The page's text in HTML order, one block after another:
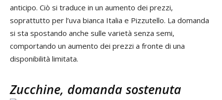
anticipo. Ciò si traduce in un aumento dei prezzi,
soprattutto per l’uva bianca Italia e Pizzutello. La domanda
si sta spostando anche sulle varietà senza semi,
comportando un aumento dei prezzi a fronte di una
disponibilità limitata.
Zucchine, domanda sostenuta